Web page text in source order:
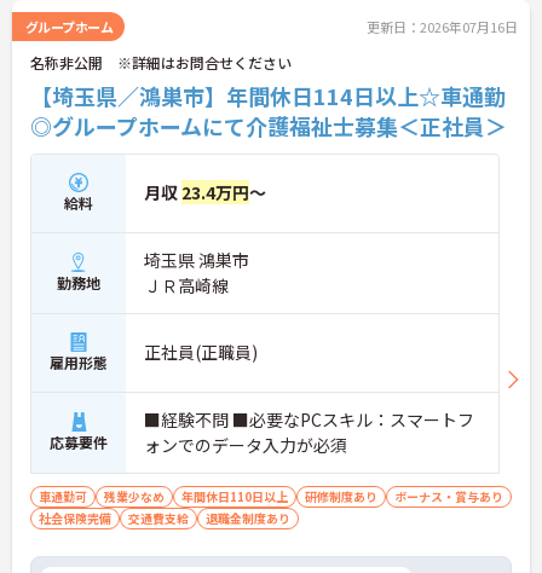
グループホーム 更新日：2026年07月16日
名称非公開 ※詳細はお問合せください
【埼玉県／鴻巣市】年間休日114日以上☆車通勤
◎グループホームにて介護福祉士募集＜正社員＞
給料 月収 23.4万円～
勤務地
埼玉県 鴻巣市
ＪＲ高崎線
雇用形態 正社員(正職員)
応募要件
■経験不問 ■必要なPCスキル：スマートフ
ォンでのデータ入力が必須
車通勤可 残業少なめ 年間休日110日以上 研修制度あり
ボーナス・賞与あり
社会保険完備
交通費支給 退職金制度あり